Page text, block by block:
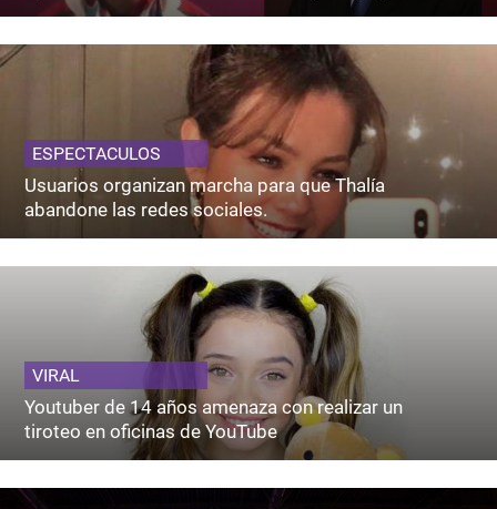
ESPECTACULOS
Usuarios organizan marcha para que Thalía
abandone las redes sociales.
VIRAL
Youtuber de 14 años amenaza con realizar un
tiroteo en oficinas de YouTube